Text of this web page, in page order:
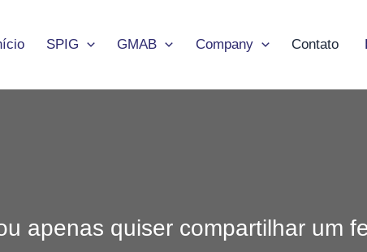
SPIG GMAB Company Contato
apenas quiser compartilhar um